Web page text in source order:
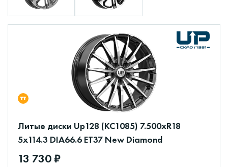
Литые диски Up128 (КС1085) 7.500xR18
5x114.3 DIA66.6 ET37 New Diamond
13 730 ₽